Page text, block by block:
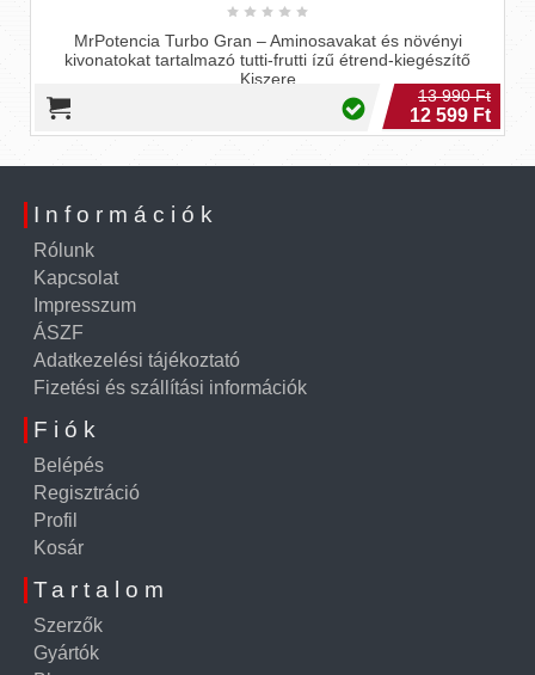
MrPotencia Turbo Gran – Aminosavakat és növényi
kivonatokat tartalmazó tutti-frutti ízű étrend-kiegészítő
Kiszere
13 990 Ft
12 599 Ft
Információk
Rólunk
Kapcsolat
Impresszum
ÁSZF
Adatkezelési tájékoztató
Fizetési és szállítási információk
Fiók
Belépés
Regisztráció
Profil
Kosár
Tartalom
Szerzők
Gyártók